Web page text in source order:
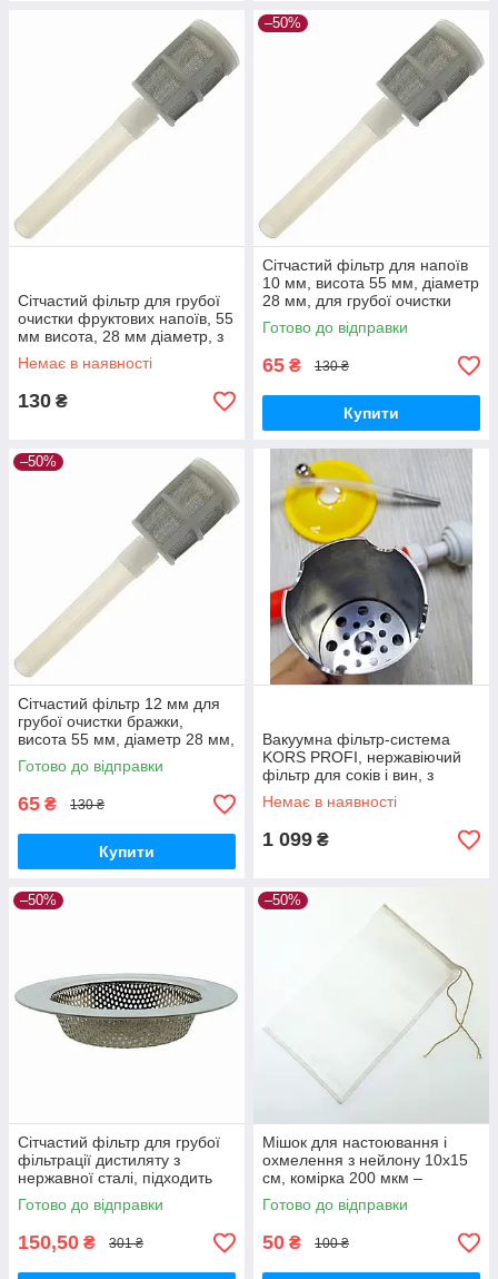
Сітчастий фільтр для грубої
очистки фруктових напоїв, 55
мм висота, 28 мм діаметр, з
зовнішнім діаметром 8 мм
Немає в наявності
130 ₴
–50%
Сітчастий фільтр для напоїв
10 мм, висота 55 мм, діаметр
28 мм, для грубої очистки
фруктових заторів
Готово до відправки
65 ₴ 130 ₴
Купити
–50%
Сітчастий фільтр 12 мм для
грубої очистки бражки,
висота 55 мм, діаметр 28 мм,
підходить для силіконової
трубки 10x13 мм
Готово до відправки
65 ₴ 130 ₴
Купити
Вакуумна фільтр-система
KORS PROFI, нержавіючий
фільтр для соків і вин, з
вакуумним насосом, 0,5 м
силіконового шланга
Немає в наявності
1 099 ₴
–50%
Сітчастий фільтр для грубої
фільтрації дистиляту з
нержавної сталі, підходить
для банок 1-3 л
Готово до відправки
150,50 ₴ 301 ₴
–50%
Мішок для настоювання і
охмелення з нейлону 10x15
см, комірка 200 мкм –
ідеальний для пивоварів і
домашніх рецептів
Готово до відправки
50 ₴ 100 ₴